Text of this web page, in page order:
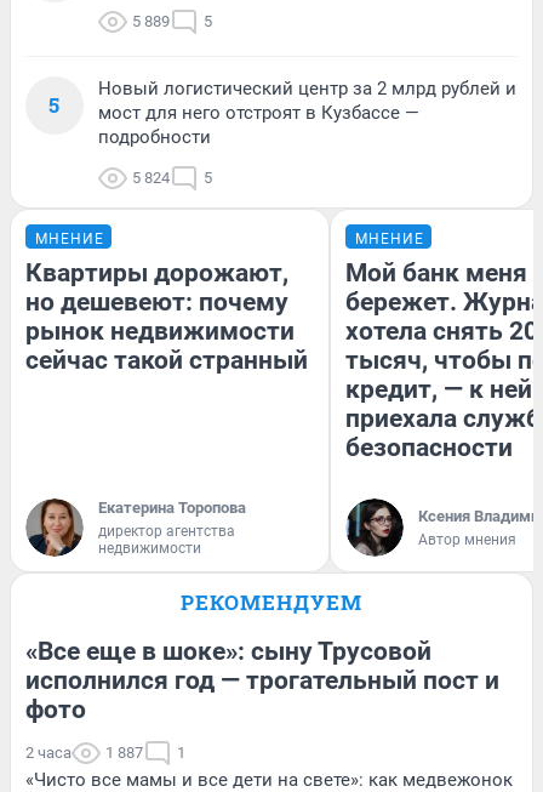
5 889 5
5
Новый логистический центр за 2 млрд рублей и
мост для него отстроят в Кузбассе —
подробности
5 824 5
МНЕНИЕ
Квартиры дорожают,
но дешевеют: почему
рынок недвижимости
сейчас такой странный
Екатерина Торопова
директор агентства
недвижимости
МНЕНИЕ
Мой банк меня
бережет.
хотела снять
тысяч, чтобы
кредит, — к
приехала
безопасности
Ксения
Автор мнения
РЕКОМЕНДУЕМ
«Все еще в шоке»: сыну Трусовой
исполнился год — трогательный пост и
фото
2 часа 1 887 1
«Чисто все мамы и все дети на свете»: как медвежонок